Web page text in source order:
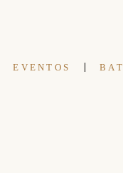
EVENTOS